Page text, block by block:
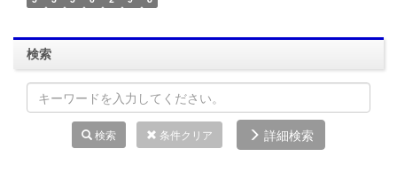
検索
検索 条件クリア 詳細検索